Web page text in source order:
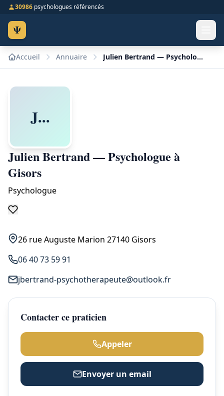
30986 psychologues référencés
Ψ
Accueil Annuaire Julien Bertrand — Psychologue à Gisors
J...
Julien Bertrand — Psychologue à
Gisors
Psychologue
26 rue Auguste Marion 27140 Gisors
06 40 73 59 91
jbertrand-psychotherapeute@outlook.fr
Contacter ce praticien
Appeler
Envoyer un email